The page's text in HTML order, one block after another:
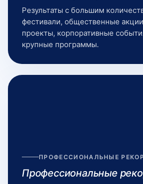
Результаты с большим
фестивали, общественные
проекты, корпоративные
крупные программы.
ПРОФЕССИОНАЛЬНЫЕ
Профессиональные